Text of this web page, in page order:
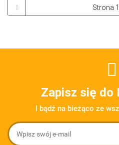
Zapisz się do
I bądź na bieżąco ze